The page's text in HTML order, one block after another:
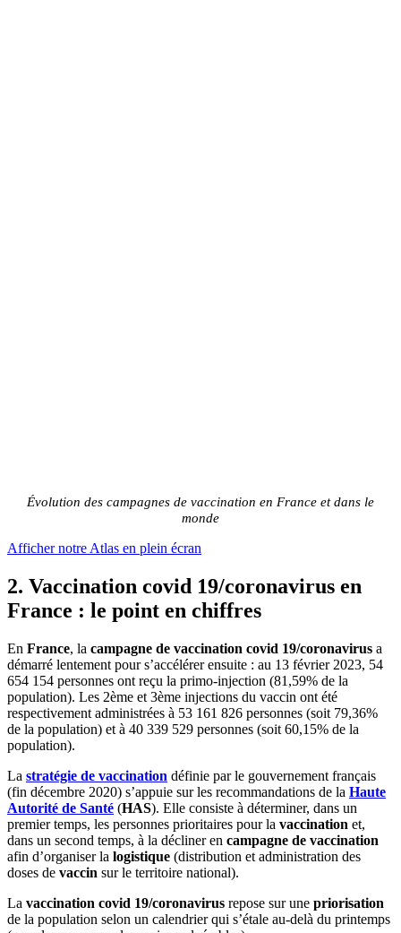
Évolution des campagnes de vaccination en France et dans le
monde
Afficher notre Atlas en plein écran
2. Vaccination covid 19/coronavirus en
France : le point en chiffres
En France, la campagne de vaccination covid 19/coronavirus a
démarré lentement pour s’accélérer ensuite : au 13 février 2023, 54
654 154 personnes ont reçu la primo-injection (81,59% de la
population). Les 2ème et 3ème injections du vaccin ont été
respectivement administrées à 53 161 826 personnes (soit 79,36%
de la population) et à 40 339 529 personnes (soit 60,15% de la
population).
La stratégie de vaccination définie par le gouvernement français
(fin décembre 2020) s’appuie sur les recommandations de la Haute
Autorité de Santé (HAS). Elle consiste à déterminer, dans un
premier temps, les personnes prioritaires pour la vaccination et,
dans un second temps, à la décliner en campagne de vaccination
afin d’organiser la logistique (distribution et administration des
doses de vaccin sur le territoire national).
La vaccination covid 19/coronavirus repose sur une priorisation
de la population selon un calendrier qui s’étale au-delà du printemps